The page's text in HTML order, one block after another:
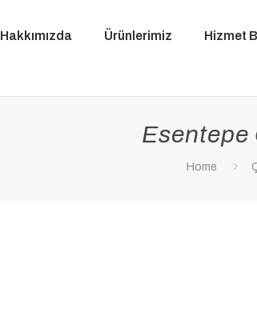
Hakkımızda Ürünlerimiz Hizmet
Esentepe
Home